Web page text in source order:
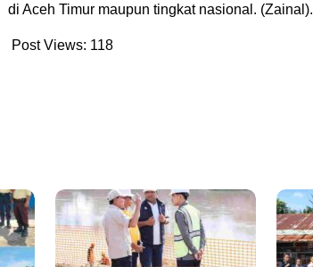
di Aceh Timur maupun tingkat nasional. (Zainal).
Post Views: 118